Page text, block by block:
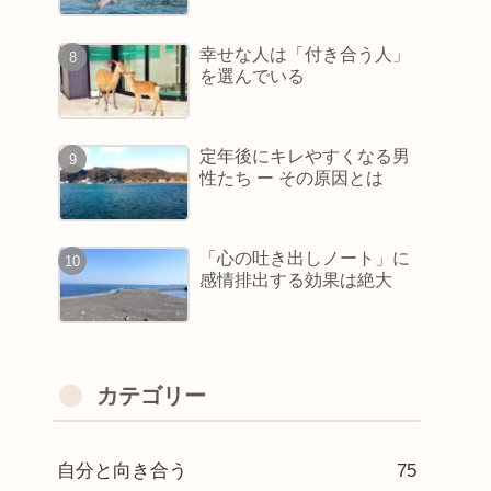
幸せな人は「付き合う人」
を選んでいる
定年後にキレやすくなる男
性たち ー その原因とは
「心の吐き出しノート」に
感情排出する効果は絶大
カテゴリー
自分と向き合う 75